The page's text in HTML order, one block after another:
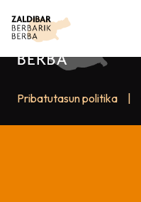
Pribatutasun politika